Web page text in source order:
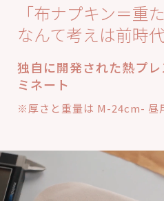
「布ナプキン＝重た
なんて考えは前時
独自に開発された熱プ
ミネート
※厚さと重量は M-24cm- 昼